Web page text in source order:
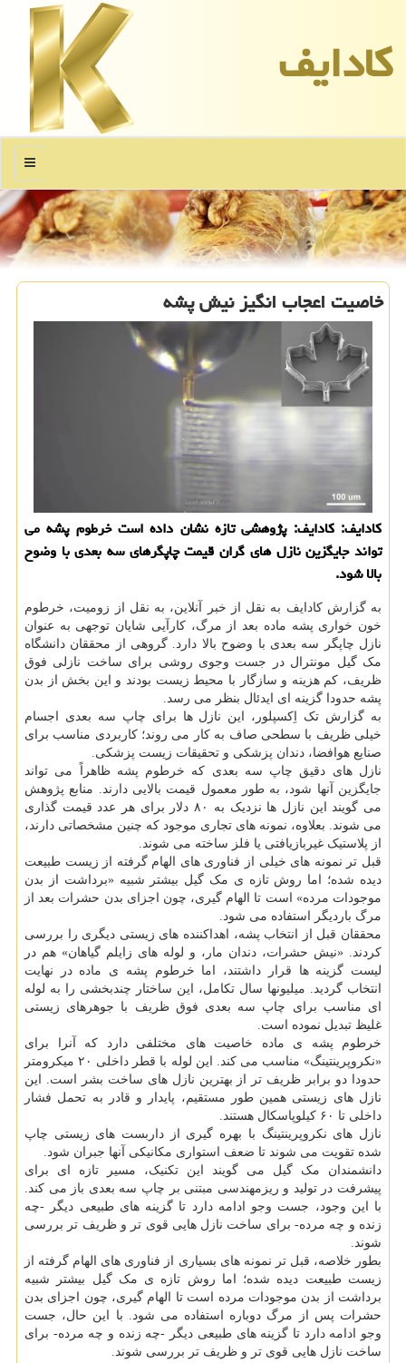
كادایف
منو
خاصیت اعجاب انگیز نیش پشه
کادایف: کادایف: پژوهشی تازه نشان داده است خرطوم پشه می
تواند جایگزین نازل های گران قیمت چاپگرهای سه بعدی با وضوح
بالا شود.
به گزارش کادایف به نقل از خبر آنلاین، به نقل از زومیت، خرطوم
خون خواری پشه ماده بعد از مرگ، کارآیی شایان توجهی به عنوان
نازل چاپگر سه بعدی با وضوح بالا دارد. گروهی از محققان دانشگاه
مک گیل مونترال در جست وجوی روشی برای ساخت نازلی فوق
ظریف، کم هزینه و سازگار با محیط زیست بودند و این بخش از بدن
پشه حدودا گزینه ای ایدئال بنظر می رسد.
به گزارش تک اِکسپلور، این نازل ها برای چاپ سه بعدی اجسام
خیلی ظریف با سطحی صاف به کار می روند؛ کاربردی مناسب برای
صنایع هوافضا، دندان پزشکی و تحقیقات زیست پزشکی.
نازل های دقیق چاپ سه بعدی که خرطوم پشه ظاهراً می تواند
جایگزین آنها شود، به طور معمول قیمت بالایی دارند. منابع پژوهش
می گویند این نازل ها نزدیک به ۸۰ دلار برای هر عدد قیمت گذاری
می شوند. بعلاوه، نمونه های تجاری موجود که چنین مشخصاتی دارند،
از پلاستیک غیربازیافتی یا فلز ساخته می شوند.
قبل تر نمونه های خیلی از فناوری های الهام گرفته از زیست طبیعت
دیده شده؛ اما روش تازه ی مک گیل بیشتر شبیه «برداشت از بدن
موجودات مرده» است تا الهام گیری، چون اجزای بدن حشرات بعد از
مرگ باردیگر استفاده می شود.
محققان قبل از انتخاب پشه، اهداکننده های زیستی دیگری را بررسی
کردند. «نیش حشرات، دندان مار، و لوله های زایلم گیاهان» هم در
لیست گزینه ها قرار داشتند، اما خرطوم پشه ی ماده در نهایت
انتخاب گردید. میلیونها سال تکامل، این ساختار چندبخشی را به لوله
ای مناسب برای چاپ سه بعدی فوق ظریف با جوهرهای زیستی
غلیظ تبدیل نموده است.
خرطوم پشه ی ماده خاصیت های مختلفی دارد که آنرا برای
«نکروپرینتینگ» مناسب می کند. این لوله با قطر داخلی ۲۰ میکرومتر
حدودا دو برابر ظریف تر از بهترین نازل های ساخت بشر است. این
نازل های زیستی همین طور مستقیم، پایدار و قادر به تحمل فشار
داخلی تا ۶۰ کیلوپاسکال هستند.
نازل های نکروپرینتینگ با بهره گیری از داربست های زیستی چاپ
شده تقویت می شوند تا ضعف استواری مکانیکی آنها جبران شود.
دانشمندان مک گیل می گویند این تکنیک، مسیر تازه ای برای
پیشرفت در تولید و ریزمهندسی مبتنی بر چاپ سه بعدی باز می کند.
با این وجود، جست وجو ادامه دارد تا گزینه های طبیعی دیگر -چه
زنده و چه مرده- برای ساخت نازل هایی قوی تر و ظریف تر بررسی
شوند.
بطور خلاصه، قبل تر نمونه های بسیاری از فناوری های الهام گرفته از
زیست طبیعت دیده شده؛ اما روش تازه ی مک گیل بیشتر شبیه
برداشت از بدن موجودات مرده است تا الهام گیری، چون اجزای بدن
حشرات پس از مرگ دوباره استفاده می شود. با این حال، جست
وجو ادامه دارد تا گزینه های طبیعی دیگر -چه زنده و چه مرده- برای
ساخت نازل هایی قوی تر و ظریف تر بررسی شوند.